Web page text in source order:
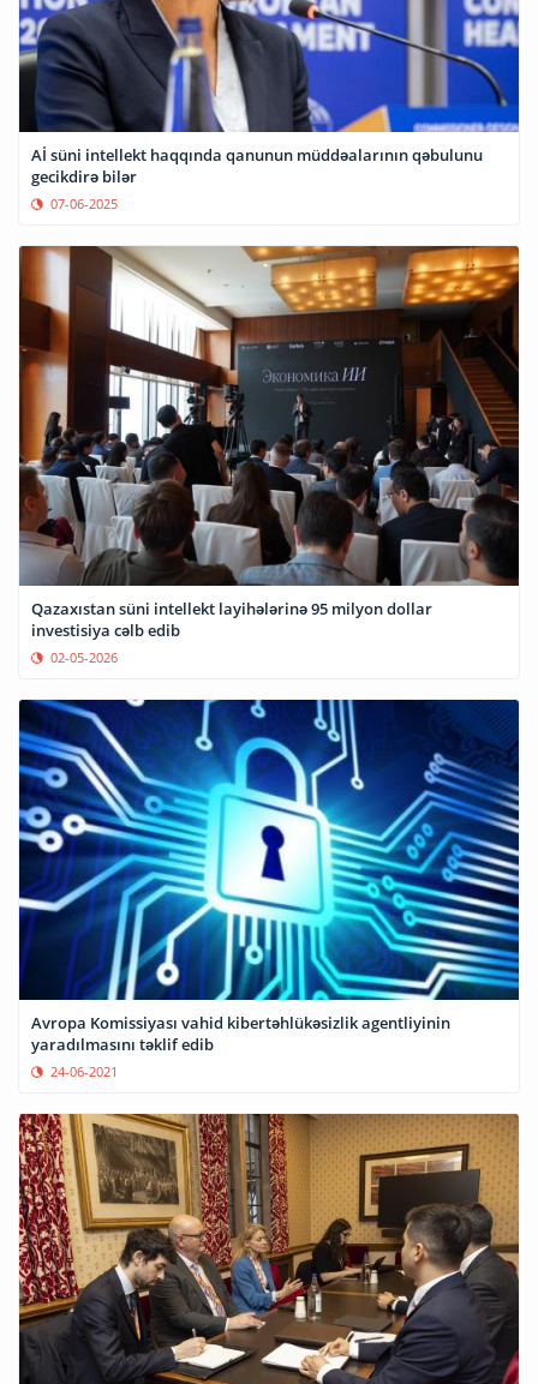
Aİ süni intellekt haqqında qanunun müddəalarının qəbulunu
gecikdirə bilər
07-06-2025
Qazaxıstan süni intellekt layihələrinə 95 milyon dollar
investisiya cəlb edib
02-05-2026
Avropa Komissiyası vahid kibertəhlükəsizlik agentliyinin
yaradılmasını təklif edib
24-06-2021